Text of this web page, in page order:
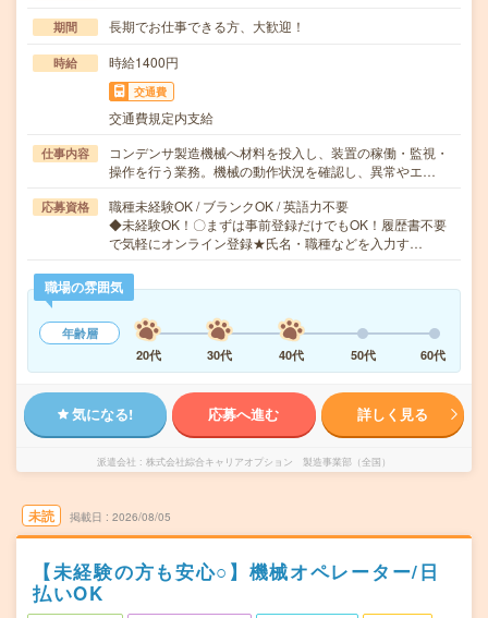
期間 長期でお仕事できる方、大歓迎！
時給 時給1400円
交通費
交通費規定内支給
仕事内容
コンデンサ製造機械へ材料を投入し、装置の稼働・監視・
操作を行う業務。機械の動作状況を確認し、異常やエ…
応募資格
職種未経験OK / ブランクOK / 英語力不要
◆未経験OK！〇まずは事前登録だけでもOK！履歴書不要
で気軽にオンライン登録★氏名・職種などを入力す…
職場の雰囲気
年齢層
20代
30代 40代 50代 60代
気になる! 応募へ進む 詳しく見る
派遣会社 株式会社綜合キャリアオプション 製造事業部（全国）
未読 掲載日 2026/08/05
【未経験の方も安心○】機械オペレーター/日
払いOK